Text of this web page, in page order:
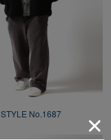
STYLE No.1687